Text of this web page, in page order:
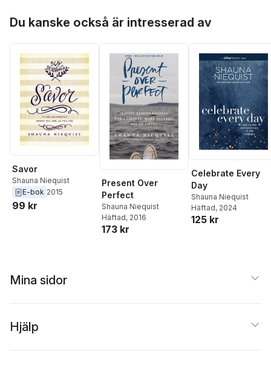
Du kanske också är intresserad av
Savor
Shauna Niequist
E-bok 2015
99 kr
Present Over
Perfect
Shauna Niequist
Häftad, 2016
173 kr
Celebrate Every
Day
Shauna Niequist
Häftad, 2024
125 kr
Mina sidor
Hjälp